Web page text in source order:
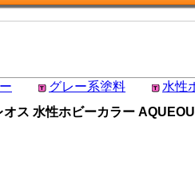
グレー系塗料 水性
オス 水性ホビーカラー